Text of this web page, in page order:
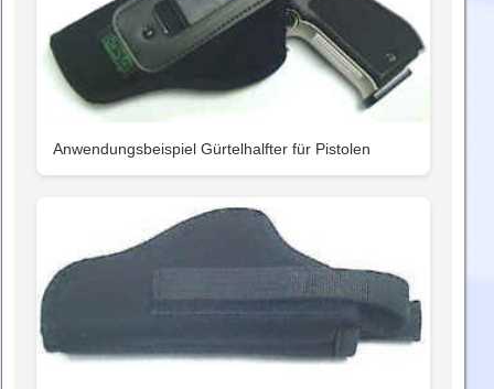
Anwendungsbeispiel Gürtelhalfter für Pistolen